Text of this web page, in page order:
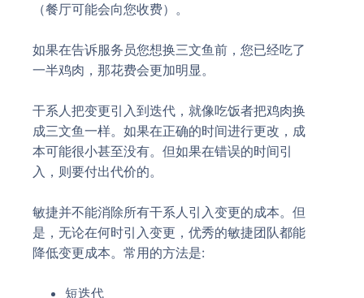
（餐厅可能会向您收费）。
如果在告诉服务员您想换三文鱼前，您已经吃了
一半鸡肉，那花费会更加明显。
干系人把变更引入到迭代，就像吃饭者把鸡肉换
成三文鱼一样。如果在正确的时间进行更改，成
本可能很小甚至没有。但如果在错误的时间引
入，则要付出代价的。
敏捷并不能消除所有干系人引入变更的成本。但
是，无论在何时引入变更，优秀的敏捷团队都能
降低变更成本。常用的方法是:
短迭代